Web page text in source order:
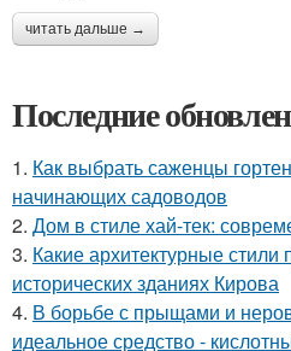
читать дальше →
Последние
1. Как выбрать саженцы
начинающих садоводов
2. Дом в стиле хай-тек:
3. Какие архитектурные стили
исторических зданиях Кирова
4. В борьбе с прыщами и
идеальное средство -